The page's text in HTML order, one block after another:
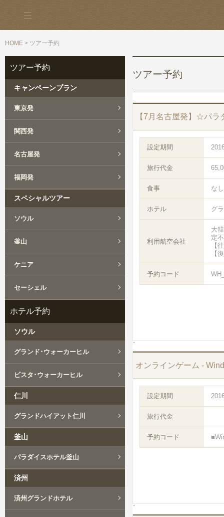
HOME > ツアー予約
ツアー予約
【7月名古屋発】☆パラ
設定期間
旅行代金
食事 なし
ホテル グ
利用航空会社
大
定
【
【
予約コード
オンラインゲーム -
設定期間
旅行代金
予約コード
ツアー予約
キャンペーンプラン
東京発
関西発
名古屋発
福岡発
スペシャルツアー
ソウル
釜山
ケニア
セーシェル
ホテル予約
ソウル
グランド･ウォーカーヒル
ビスタ･ウォーカーヒル
仁川
グランドハイアット仁川
釜山
パラダイスホテル釜山
済州
済州グランドホテル